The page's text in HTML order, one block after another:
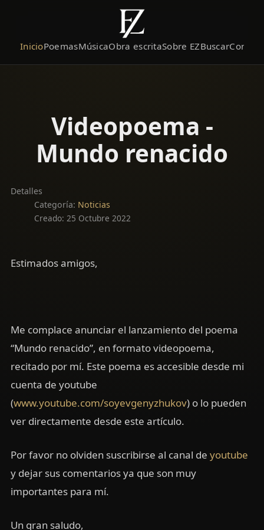
InicioPoemasMúsicaObra escritaSobre EZBuscar
Videopoema -
Mundo renacido
Detalles
Categoría: Noticias
Creado: 25 Octubre 2022
Estimados amigos,
Me complace anunciar el lanzamiento del poema
“Mundo renacido”, en formato videopoema,
recitado por mí. Este poema es accesible desde mi
cuenta de youtube
(www.youtube.com/soyevgenyzhukov) o lo pueden
ver directamente desde este artículo.
Por favor no olviden suscribirse al canal de youtube
y dejar sus comentarios ya que son muy
importantes para mí.
Un gran saludo,